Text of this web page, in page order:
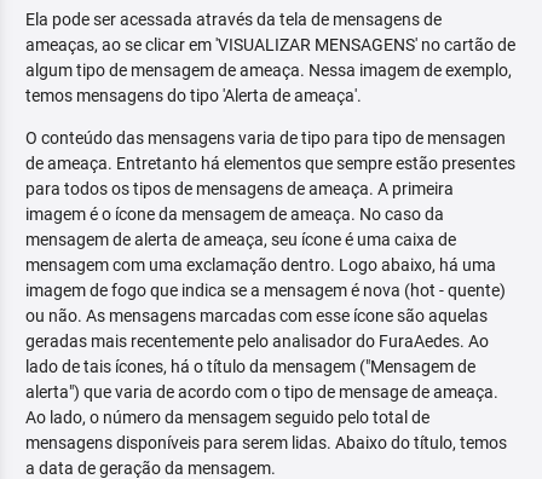
Ela pode ser acessada através da tela de mensagens de
ameaças, ao se clicar em 'VISUALIZAR MENSAGENS' no cartão de
algum tipo de mensagem de ameaça. Nessa imagem de exemplo,
temos mensagens do tipo 'Alerta de ameaça'.
O conteúdo das mensagens varia de tipo para tipo de mensagen
de ameaça. Entretanto há elementos que sempre estão presentes
para todos os tipos de mensagens de ameaça. A primeira
imagem é o ícone da mensagem de ameaça. No caso da
mensagem de alerta de ameaça, seu ícone é uma caixa de
mensagem com uma exclamação dentro. Logo abaixo, há uma
imagem de fogo que indica se a mensagem é nova (hot - quente)
ou não. As mensagens marcadas com esse ícone são aquelas
geradas mais recentemente pelo analisador do FuraAedes. Ao
lado de tais ícones, há o título da mensagem ("Mensagem de
alerta") que varia de acordo com o tipo de mensage de ameaça.
Ao lado, o número da mensagem seguido pelo total de
mensagens disponíveis para serem lidas. Abaixo do título, temos
a data de geração da mensagem.